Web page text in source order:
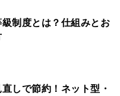
制度とは？仕組みとお
しで節約！ネット型・